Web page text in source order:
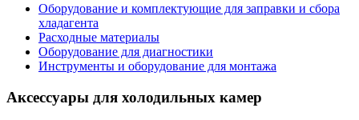
Оборудование и комплектующие для заправки и сбора
хладагента
Расходные материалы
Оборудование для диагностики
Инструменты и оборудование для монтажа
Аксессуары для холодильных камер